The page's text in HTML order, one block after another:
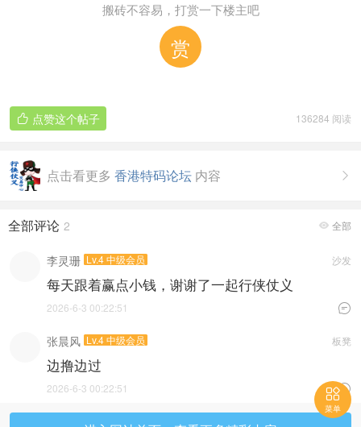
搬砖不容易，打赏一下楼主吧
赏
136284 阅读
 点赞这个帖子

点击看更多 香港特码论坛 内容
 全部
全部评论 2
沙发
李灵珊 Lv.4 中级会员
每天跟着赢点小钱，谢谢了一起行侠仗义

2026-6-3 00:22:51
板凳
张晨风 Lv.4 中级会员
边撸边过

2026-6-3 00:22:51 
菜单